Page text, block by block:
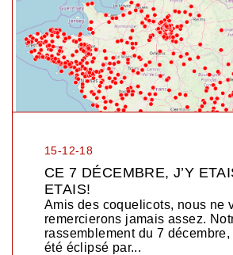
15-12-18
CE 7 DÉCEMBRE, J’Y
ETAIS!
Amis des coquelicots, nous ne
remercierons jamais assez.
rassemblement du 7 décembre,
été éclipsé par...